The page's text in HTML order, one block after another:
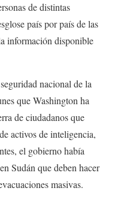
de distintas
país por país de las
información disponible
nacional de la
que Washington ha
de ciudadanos que
activos de inteligencia,
el gobierno había
Sudán que deben hacer
masivas.